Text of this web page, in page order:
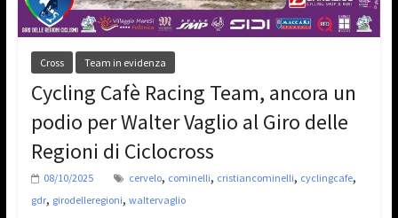
Cross Team in evidenza
Cycling Cafè Racing Team, ancora un
podio per Walter Vaglio al Giro delle
Regioni di Ciclocross
08/10/2025 cervelo, cominelli, cristiancominelli, cyclingcafe,
gdr, girodelleregioni, waltervaglio